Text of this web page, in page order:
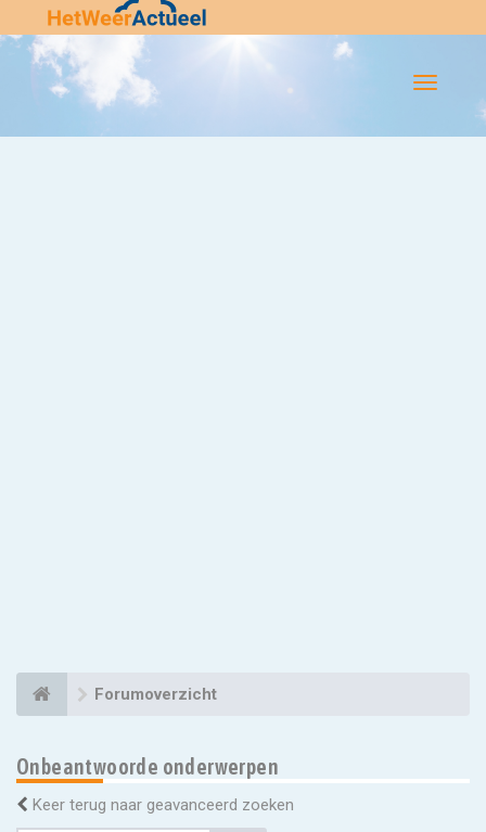
Flip-
Forumoverzicht
Onbeantwoorde onderwerpen
Keer terug naar geavanceerd zoeken